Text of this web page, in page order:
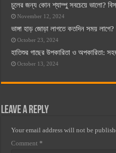
চুলের জন্য কোন শ্যাম্পু সবচেয়ে ভালো?
November 12, 2024
ভাঙ্গা হাড় জোড়া লাগতে কতদিন সময়
October 23, 2024
হাতিশুর গাছের উপকারিতা ও অপকারিতা:
October 13, 2024
Leave a Reply
Your email address will not be
Comment *